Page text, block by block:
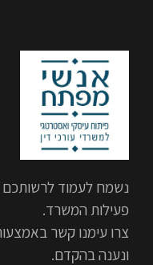
נשמח לעמוד לרשותכם
פעילות המשרד.
צרו עימנו קשר
ונענה בהקדם.